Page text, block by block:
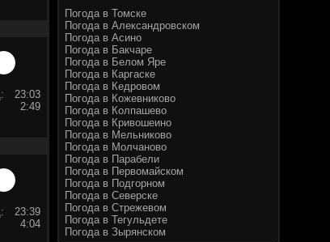
23:03
2:49
23:39
4:04
Погода в Томске
Погода в Александровском
Погода в Асино
Погода в Бакчаре
Погода в Белом Яре
Погода в Каргаске
Погода в Кедровом
Погода в Кожевниково
Погода в Колпашево
Погода в Кривошеино
Погода в Мельниково
Погода в Молчаново
Погода в Парабели
Погода в Первомайском
Погода в Подгорном
Погода в Северске
Погода в Стрежевом
Погода в Тегульдете
Погода в Зырянском